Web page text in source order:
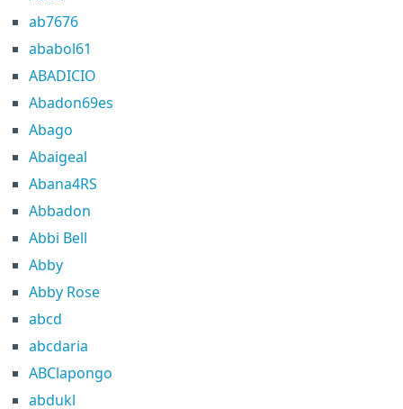
ab7676
ababol61
ABADICIO
Abadon69es
Abago
Abaigeal
Abana4RS
Abbadon
Abbi Bell
Abby
Abby Rose
abcd
abcdaria
ABClapongo
abdukl